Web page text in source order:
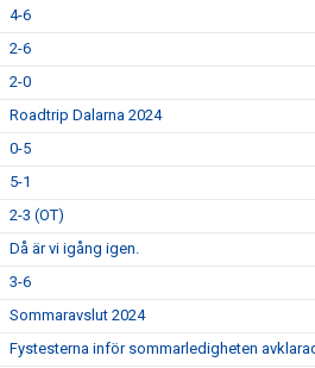
4-6
2-6
2-0
Roadtrip Dalarna 2024
0-5
5-1
2-3 (OT)
Då är vi igång igen.
3-6
Sommaravslut 2024
Fystesterna inför sommarledigheten